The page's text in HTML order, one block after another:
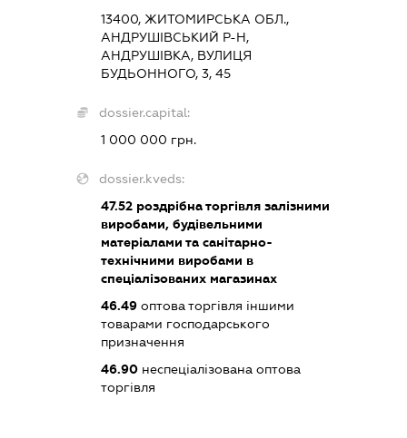
13400, ЖИТОМИРСЬКА ОБЛ.,
АНДРУШІВСЬКИЙ Р-Н,
АНДРУШІВКА, ВУЛИЦЯ
БУДЬОННОГО, 3, 45
dossier.capital:
1 000 000 грн.
dossier.kveds:
47.52роздрібна торгівля залізними
виробами, будівельними
матеріалами та санітарно-
технічними виробами в
спеціалізованих магазинах
46.49оптова торгівля іншими
товарами господарського
призначення
46.90неспеціалізована оптова
торгівля